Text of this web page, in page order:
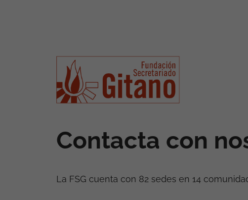
Contacta con
La FSG cuenta con 82 sedes en 14